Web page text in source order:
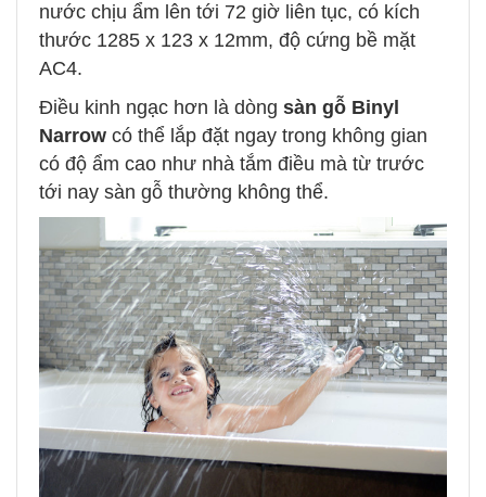
nước chịu ẩm lên tới 72 giờ liên tục, có kích
thước 1285 x 123 x 12mm, độ cứng bề mặt
AC4.
Điều kinh ngạc hơn là dòng sàn gỗ Binyl
Narrow có thể lắp đặt ngay trong không gian
có độ ẩm cao như nhà tắm điều mà từ trước
tới nay sàn gỗ thường không thể.